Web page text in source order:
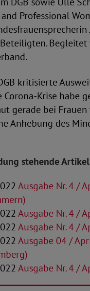
and Professional
Begleitet
kritisierte
Corona-Krise habe
gerade bei Frauen
Anhebung des
stehende Artikel
Ausgabe Nr. 4 /
Ausgabe Nr. 4 /
Ausgabe Nr. 4 /
Ausgabe 04 /
Ausgabe Nr. 4 /